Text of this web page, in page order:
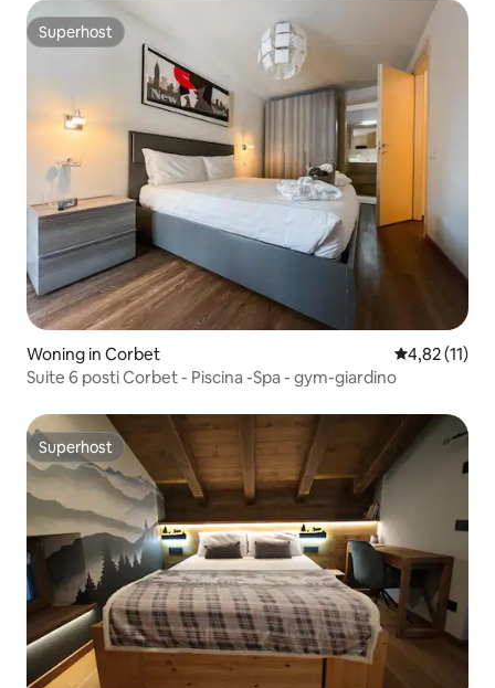
Superhost
Superhost
Woning in Corbet Gemiddelde
4,82 (11)
Suite 6 posti Corbet - Piscina -Spa - gym-giardino
Superhost
Superhost